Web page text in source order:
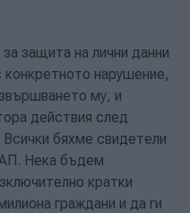
защита на лични данни
конкретното нарушение,
му, и
действия след
бяхме свидетели
Нека бъдем
кратки
граждани и да ги